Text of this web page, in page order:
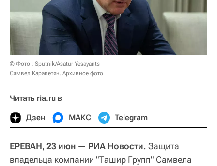
© Фото : Sputnik/Asatur Yesayants
Самвел Карапетян. Архивное фото
Читать ria.ru в
Дзен МАКС Telegram
ЕРЕВАН, 23 июн — РИА Новости. Защита
владельца компании "Ташир Групп" Самвела